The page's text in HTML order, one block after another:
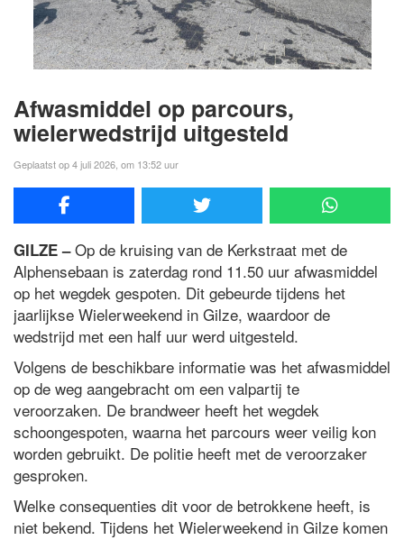
Afwasmiddel op parcours,
wielerwedstrijd uitgesteld
Geplaatst op 4 juli 2026, om 13:52 uur
GILZE –Op de kruising van de Kerkstraat met de
Alphensebaan is zaterdag rond 11.50 uur afwasmiddel
op het wegdek gespoten. Dit gebeurde tijdens het
jaarlijkse Wielerweekend in Gilze, waardoor de
wedstrijd met een half uur werd uitgesteld.
Volgens de beschikbare informatie was het afwasmiddel
op de weg aangebracht om een valpartij te
veroorzaken. De brandweer heeft het wegdek
schoongespoten, waarna het parcours weer veilig kon
worden gebruikt. De politie heeft met de veroorzaker
gesproken.
Welke consequenties dit voor de betrokkene heeft, is
niet bekend. Tijdens het Wielerweekend in Gilze komen